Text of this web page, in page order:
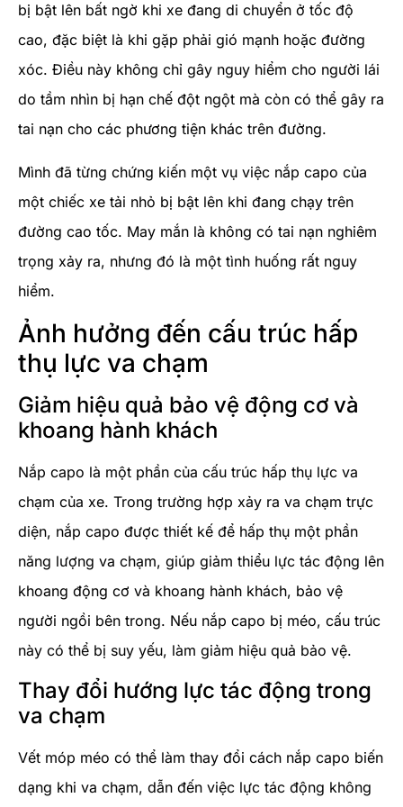
bị bật lên bất ngờ khi xe đang di chuyển ở tốc độ
cao, đặc biệt là khi gặp phải gió mạnh hoặc đường
xóc. Điều này không chỉ gây nguy hiểm cho người lái
do tầm nhìn bị hạn chế đột ngột mà còn có thể gây ra
tai nạn cho các phương tiện khác trên đường.
Mình đã từng chứng kiến một vụ việc nắp capo của
một chiếc xe tải nhỏ bị bật lên khi đang chạy trên
đường cao tốc. May mắn là không có tai nạn nghiêm
trọng xảy ra, nhưng đó là một tình huống rất nguy
hiểm.
Ảnh hưởng đến cấu trúc hấp
thụ lực va chạm
Giảm hiệu quả bảo vệ động cơ và
khoang hành khách
Nắp capo là một phần của cấu trúc hấp thụ lực va
chạm của xe. Trong trường hợp xảy ra va chạm trực
diện, nắp capo được thiết kế để hấp thụ một phần
năng lượng va chạm, giúp giảm thiểu lực tác động lên
khoang động cơ và khoang hành khách, bảo vệ
người ngồi bên trong. Nếu nắp capo bị méo, cấu trúc
này có thể bị suy yếu, làm giảm hiệu quả bảo vệ.
Thay đổi hướng lực tác động trong
va chạm
Vết móp méo có thể làm thay đổi cách nắp capo biến
dạng khi va chạm, dẫn đến việc lực tác động không